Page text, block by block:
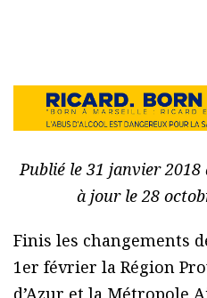
Publié le 31 janvier
à jour le 28
Finis les changements
1er février la Région